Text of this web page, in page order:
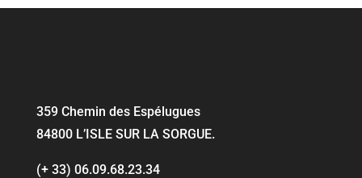
359 Chemin des Espélugues
84800 L’ISLE SUR LA SORGUE.
(+ 33) 06.09.68.23.34